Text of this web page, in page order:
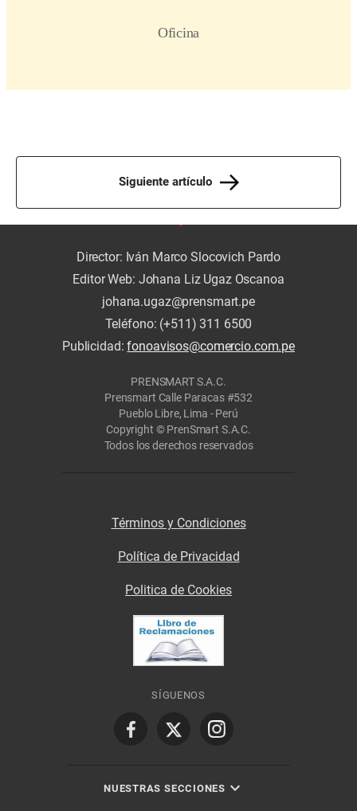
Siguiente artículo
Director: Iván Marco Slocovich Pardo
Editor Web: Johana Liz Ugaz Oscanoa
johana.ugaz@prensmart.pe
Teléfono: (+511) 311 6500
Publicidad:fonoavisos@comercio.com.pe
PRENSMART S.A.C.
Prensmart Calle Paracas #532
Pueblo Libre, Lima - Perú
Copyright © PrenSmart S.A.C.
Todos los derechos reservados
Términos y Condiciones
Política de Privacidad
Politica de Cookies
SÍGUENOS
NUESTRAS SECCIONES